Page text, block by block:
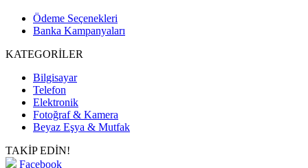
Ödeme Seçenekleri
Banka Kampanyaları
KATEGORİLER
Bilgisayar
Telefon
Elektronik
Fotoğraf & Kamera
Beyaz Eşya & Mutfak
TAKİP EDİN!
Facebook